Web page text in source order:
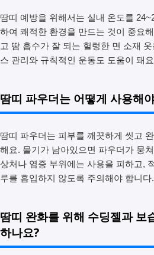
땀띠 예방을 위해서는 실내 온도를
하여 쾌적한 환경을 만드는 것이 중요
고 땀 흡수가 잘 되는 헐렁한 면 소재
스 관리와 규칙적인 운동도 도움이 돼
땀띠 파우더는 어떻게 사용해
땀띠 파우더는 피부를 깨끗하게 씻고
해요. 물기가 남아있으면 파우더가 뭉
상처나 염증 부위에는 사용을 피하고,
루를 흡입하지 않도록 주의해야 합니다.
땀띠 완화를 위해 수딩젤과 보
하나요?